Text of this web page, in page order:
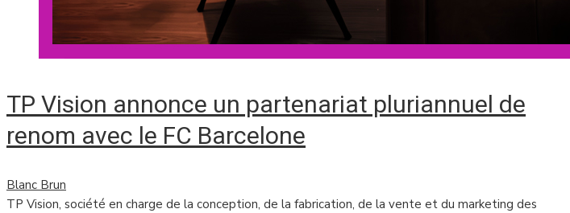
TP Vision annonce un partenariat pluriannuel de
renom avec le FC Barcelone
Blanc Brun
TP Vision, société en charge de la conception, de la fabrication, de la vente et du marketing des